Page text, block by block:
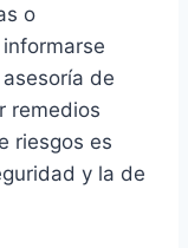
o
de
remedios
riesgos es
y la de